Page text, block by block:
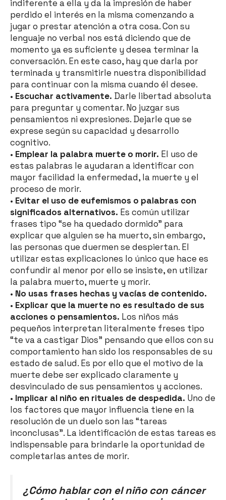
indiferente a ella y da la impresión de haber
perdido el interés en la misma comenzando a
jugar o prestar atención a otra cosa. Con su
lenguaje no verbal nos está diciendo que de
momento ya es suficiente y desea terminar la
conversación. En este caso, hay que darla por
terminada y transmitirle nuestra disponibilidad
para continuar con la misma cuando él desee.
• Escuchar activamente. Darle libertad absoluta
para preguntar y comentar. No juzgar sus
pensamientos ni expresiones. Dejarle que se
exprese según su capacidad y desarrollo
cognitivo.
• Emplear la palabra muerte o morir. El uso de
estas palabras le ayudaran a identificar con
mayor facilidad la enfermedad, la muerte y el
proceso de morir.
• Evitar el uso de eufemismos o palabras con
significados alternativos. Es común utilizar
frases tipo “se ha quedado dormido” para
explicar que alguien se ha muerto, sin embargo,
las personas que duermen se despiertan. El
utilizar estas explicaciones lo único que hace es
confundir al menor por ello se insiste, en utilizar
la palabra muerto, muerte y morir.
• No usas frases hechas y vacías de contenido.
• Explicar que la muerte no es resultado de sus
acciones o pensamientos. Los niños más
pequeños interpretan literalmente freses tipo
“te va a castigar Dios” pensando que ellos con su
comportamiento han sido los responsables de su
estado de salud. Es por ello que el motivo de la
muerte debe ser explicado claramente y
desvinculado de sus pensamientos y acciones.
• Implicar al niño en rituales de despedida. Uno de
los factores que mayor influencia tiene en la
resolución de un duelo son las “tareas
inconclusas”. La identificación de estas tareas es
indispensable para brindarle la oportunidad de
completarlas antes de morir.
¿Cómo hablar con el niño con cáncer